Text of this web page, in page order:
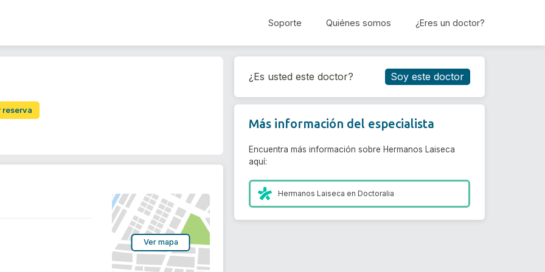
Soporte Quiénes somos ¿Eres un doctor?
Reservar cita
Ver mapa
¿Es usted este doctor? Soy este doctor
Más información del especialista
Encuentra más información sobre Hermanos Laiseca
aquí:
Hermanos Laiseca enDoctoralia